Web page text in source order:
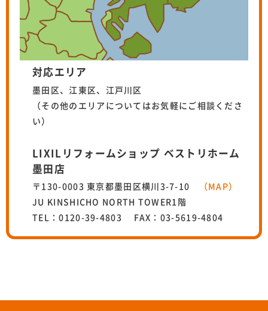
対応エリア
墨田区、江東区、江戸川区
（その他のエリアについてはお気軽にご相談くださ
い）
LIXILリフォームショップ ベストリホーム
墨田店
〒130-0003 東京都墨田区横川3-7-10
（MAP）
JU KINSHICHO NORTH TOWER1階
TEL：0120-39-4803 FAX：03-5619-4804